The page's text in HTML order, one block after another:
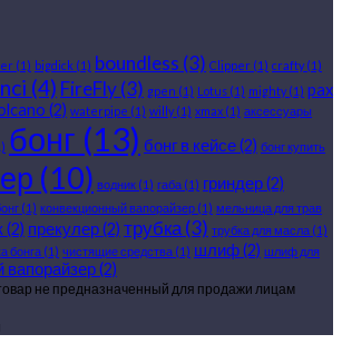
(1) bigdick (1) boundless (3) Clipper (1) crafty(1)
(4) FireFly(3) gpen (1) Lotus (1) mighty(1) pax
(2) waterpipe (1) willy(1) xmax (1) аксессуары
бонг (13) бонг в кейсе(2) бонг купить
(10) водник (1) габа (1) гриндер(2)
(1) конвекционный вапорайзер (1) мельница для трав
(2) прекулер(2) трубка(3) трубка для масла (1)
бонга (1) чистящие средства (1) шлиф(2) шлиф для
вапорайзер(2)
не предназначенный для продажи лицам